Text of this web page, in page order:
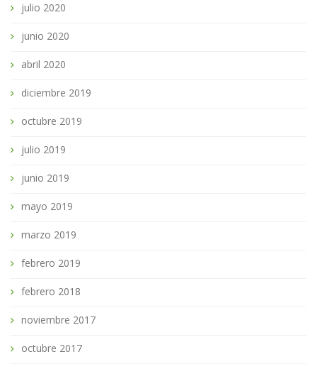
julio 2020
junio 2020
abril 2020
diciembre 2019
octubre 2019
julio 2019
junio 2019
mayo 2019
marzo 2019
febrero 2019
febrero 2018
noviembre 2017
octubre 2017